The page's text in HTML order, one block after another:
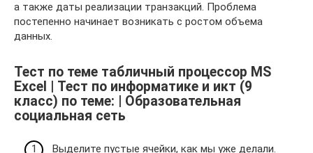
а также даты реализации транзакций. Проблема
постепенно начинает возникать с ростом объема
данных.
Тест по теме табличный процессор MS
Excel | Тест по информатике и икт (9
класс) по теме: | Образовательная
социальная сеть
Выделите пустые ячейки, как мы уже делали.